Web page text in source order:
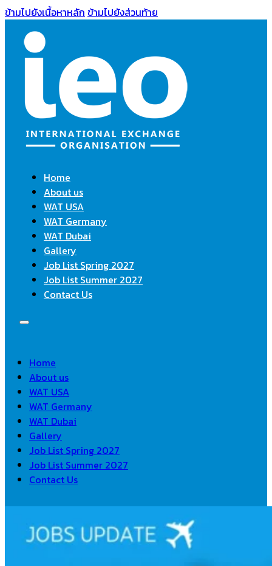
ข้ามไปยังเนื้อหาหลัก ข้ามไปยังส่วนท้าย
Home
About us
WAT USA
WAT Germany
WAT Dubai
Gallery
Job List Spring 2027
Job List Summer 2027
Contact Us
Home
About us
WAT USA
WAT Germany
WAT Dubai
Gallery
Job List Spring 2027
Job List Summer 2027
Contact Us